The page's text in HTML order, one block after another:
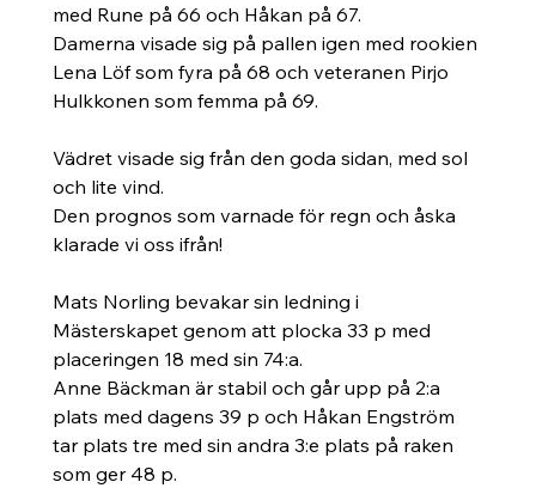
med Rune på 66 och Håkan på 67.
Damerna visade sig på pallen igen med rookien
Lena Löf som fyra på 68 och veteranen Pirjo
Hulkkonen som femma på 69.
Vädret visade sig från den goda sidan, med sol
och lite vind.
Den prognos som varnade för regn och åska
klarade vi oss ifrån!
Mats Norling bevakar sin ledning i
Mästerskapet genom att plocka 33 p med
placeringen 18 med sin 74:a.
Anne Bäckman är stabil och går upp på 2:a
plats med dagens 39 p och Håkan Engström
tar plats tre med sin andra 3:e plats på raken
som ger 48 p.